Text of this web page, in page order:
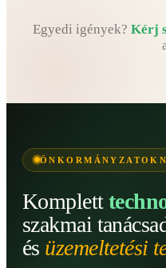
Egyedi igények? Kérj
Komplett
szakmai
és üzemeltetési